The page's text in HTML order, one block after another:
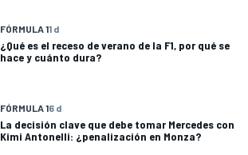
FÓRMULA 11 d
¿Qué es el receso de verano de la F1, por qué se
hace y cuánto dura?
FÓRMULA 16 d
La decisión clave que debe tomar Mercedes con
Kimi Antonelli: ¿penalización en Monza?